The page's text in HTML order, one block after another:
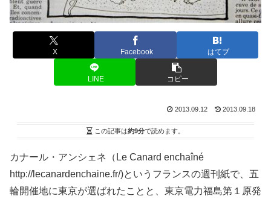
X Facebook はてブ
LINE コピー
2013.09.12 2013.09.18
この記事は約9分で読めます。
カナール・アンシェネ（Le Canard enchaîné
http://lecanardenchaine.fr/)というフランスの週刊紙で、五
輪開催地に東京が選ばれたことと、東京電力福島第１原発